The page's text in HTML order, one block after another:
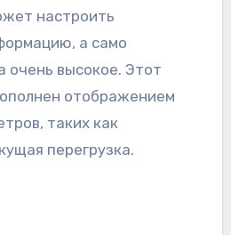
настроить
а само
очень высокое. Этот
отображением
таких как
перегрузка.